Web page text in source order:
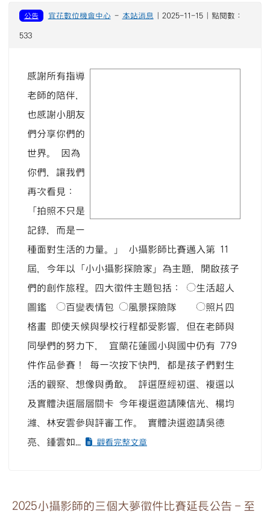
公告 宜花數位機會中心 - 本站消息 | 2025-11-15 | 點閱數：
533
感謝所有指導
老師的陪伴，
也感謝小朋友
們分享你們的
世界。 因為
你們，讓我們
再次看見：
「拍照不只是
記錄，而是一
種面對生活的力量。」 小攝影師比賽邁入第 11
屆，今年以「小小攝影探險家」為主題，開啟孩子
們的創作旅程。四大徵件主題包括： ◌生活超人
圖鑑 ◌百變表情包 ◌風景探險隊 ◌照片四
格畫 即使天候與學校行程都受影響，但在老師與
同學們的努力下， 宜蘭花蓮國小與國中仍有 779
件作品參賽！ 每一次按下快門，都是孩子們對生
活的觀察、想像與勇敢。 評選歷經初選、複選以
及實體決選層層關卡 今年複選邀請陳信光、楊均
濰、林安雲參與評審工作。 實體決選邀請吳德
亮、鍾雲如...
觀看完整文章
2025小攝影師的三個大夢徵件比賽延長公告－至